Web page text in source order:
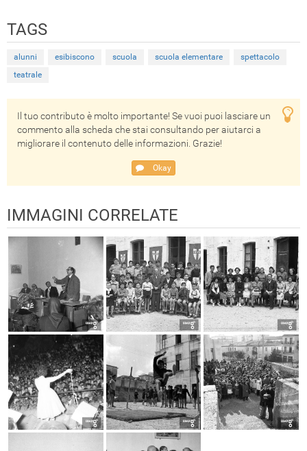
TAGS
alunni esibiscono scuola scuola elementare
spettacolo
teatrale
Il tuo contributo è molto importante! Se vuoi puoi lasciare un
commento alla scheda che stai consultando per aiutarci a
migliorare il contenuto delle informazioni. Grazie!
Okay
IMMAGINI CORRELATE